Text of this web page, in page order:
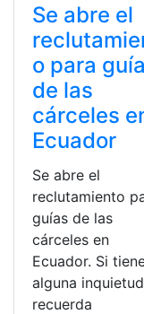
Se abre el
o para
de las
cárceles
Ecuador
Se abre el
reclutamiento
guías de las
cárceles en
Ecuador. Si
alguna inquietud
recuerda